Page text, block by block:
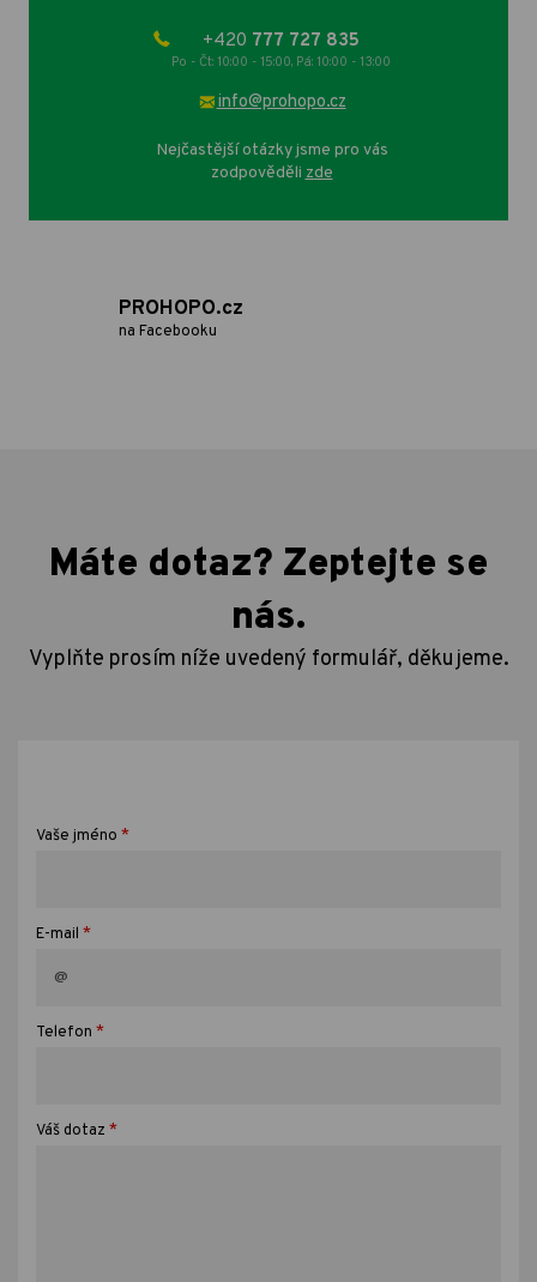
+420 777 727 835
Po - Čt: 10:00 - 15:00, Pá: 10:00 - 13:00
info@prohopo.cz
Nejčastější otázky jsme pro vás
zodpověděli zde
PROHOPO.cz
na Facebooku
Máte dotaz? Zeptejte se
nás.
Vyplňte prosím níže uvedený formulář, děkujeme.
Vaše jméno *
E-mail *
Telefon *
Váš dotaz *